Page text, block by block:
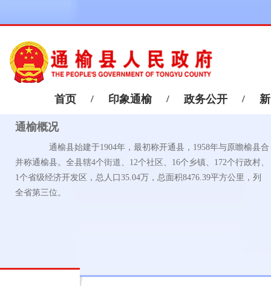
首页 / 印象通榆 / 政务公开 /
通榆概况
通榆县始建于1904年，最初称开通县，1958年与原瞻榆县合
并称通榆县。全县辖4个街道、12个社区、16个乡镇、172个行政村、
1个省级经济开发区，总人口35.04万，总面积8476.39平方公里，列
全省第三位。